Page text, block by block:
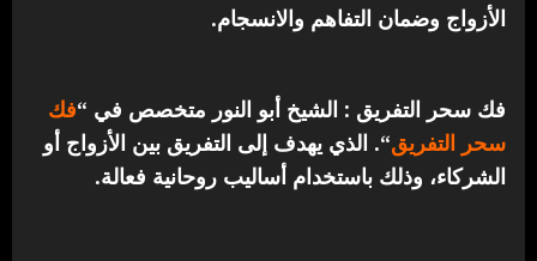
الأزواج وضمان التفاهم والانسجام.
فك سحر التفريق : الشيخ أبو النور متخصص في “فك
سحر التفريق“. الذي يهدف إلى التفريق بين الأزواج أو
الشركاء، وذلك باستخدام أساليب روحانية فعالة.